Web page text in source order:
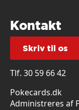
Kontakt
Skriv til os
Tlf. 30 59 66 42
Pokecards.dk
Administreres af